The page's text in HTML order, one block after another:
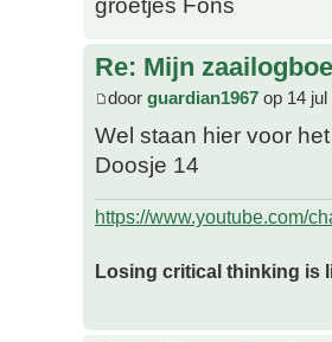
groetjes Fons
Re: Mijn
door guardian1967 op 14 jul
Wel staan hier voor
Doosje 14
https://www.youtube.com/
Losing critical thinking is